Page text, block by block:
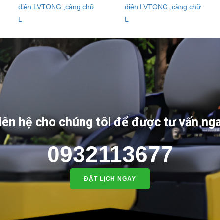
hệ cho chúng tôi để được tư vấn
0932113677
ĐẶT LỊCH NGAY